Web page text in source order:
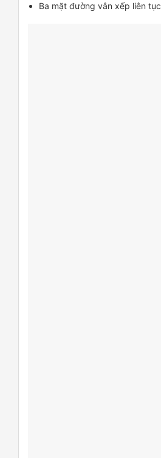
Ba mặt đường vân xếp liên tục